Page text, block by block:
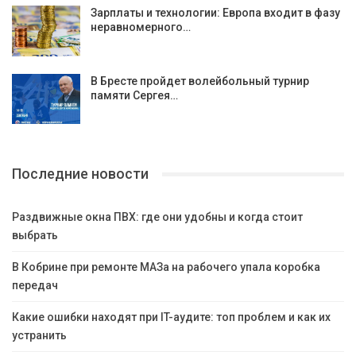
Зарплаты и технологии: Европа входит в фазу
неравномерного…
В Бресте пройдет волейбольный турнир
памяти Сергея…
Последние новости
Раздвижные окна ПВХ: где они удобны и когда стоит
выбрать
В Кобрине при ремонте МАЗа на рабочего упала коробка
передач
Какие ошибки находят при IT-аудите: топ проблем и как их
устранить